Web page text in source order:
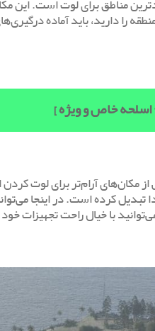
مناطق برای لوت است.
را دارید، باید آماده
مکان‌های آرام‌تر برای لوت
کرده است. در اینجا
با خیال راحت تجهیزات